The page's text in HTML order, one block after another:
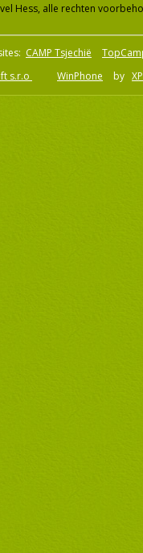
Hess, alle rechten
CAMP Tsjechië
s.r.o WinPhone by